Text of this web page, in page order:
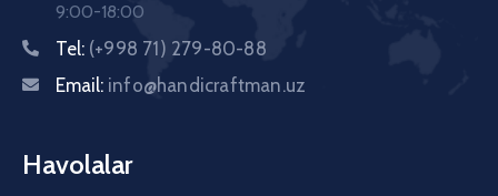
9:00-18:00
Tel: (+998 71) 279-80-88
Email: info@handicraftman.uz
Havolalar